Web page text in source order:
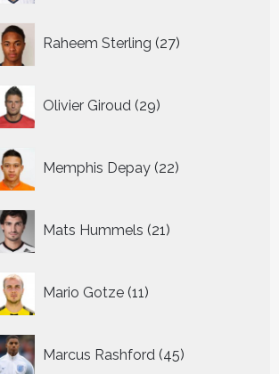
Raheem Sterling 27
producten
Olivier Giroud 29
producten
Memphis Depay 22
producten
Mats Hummels 21
producten
Mario Gotze 11
producten
Marcus Rashford 45
producten